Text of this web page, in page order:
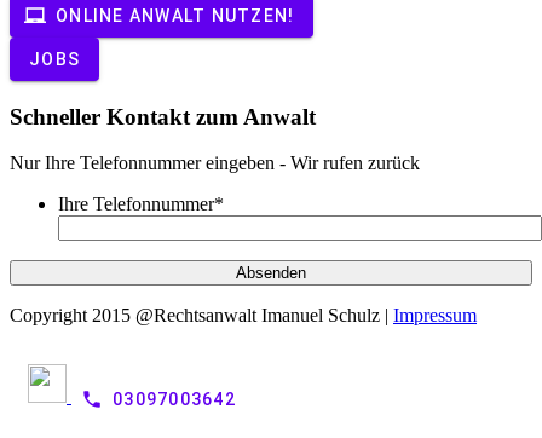
laptop_chromebook ONLINE ANWALT NUTZEN!
JOBS
Schneller Kontakt zum Anwalt
Nur Ihre Telefonnummer eingeben - Wir rufen zurück
Ihre Telefonnummer*
Copyright 2015 @Rechtsanwalt Imanuel Schulz | Impressum
phone 03097003642